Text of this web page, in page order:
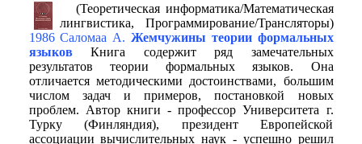
(Теоретическая информатика/Математическая
лингвистика, Программирование/Трансляторы)
1986 Саломаа А. Жемчужины теории формальных
языков Книга содержит ряд замечательных
результатов теории формальных языков. Она
отличается методическими достоинствами, большим
числом задач и примеров, постановкой новых
проблем. Автор книги - профессор Университета г.
Турку (Финляндия), президент Европейской
ассоциации вычислительных наук - успешно решил